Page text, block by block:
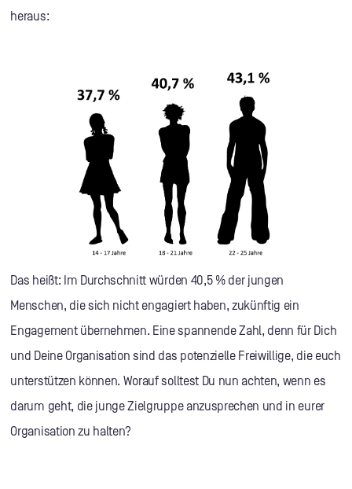
heraus:
Das heißt: Im Durchschnitt würden 40,5 % der jungen
Menschen, die sich nicht engagiert haben, zukünftig ein
Engagement übernehmen. Eine spannende Zahl, denn für Dich
und Deine Organisation sind das potenzielle Freiwillige, die euch
unterstützen können. Worauf solltest Du nun achten, wenn es
darum geht, die junge Zielgruppe anzusprechen und in eurer
Organisation zu halten?